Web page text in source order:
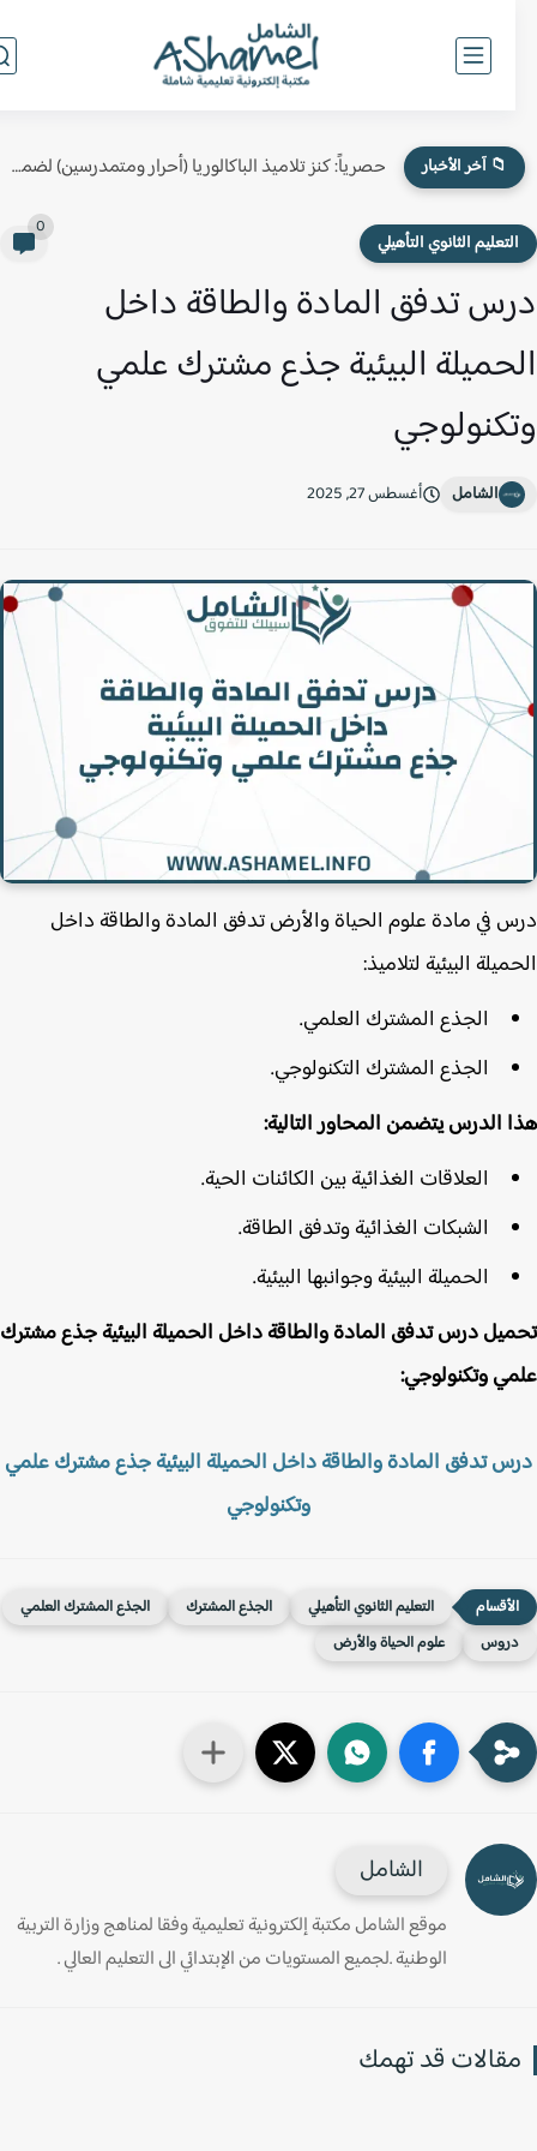
📁 آخر الأخبار حصرياً: كنز تلاميذ الباكالوريا (أحرار ومتمدرسين) لضمان النقطة الكاملة في...
الثانوي التأهيلي
تدفق المادة والطاقة داخل
البيئية جذع مشترك علمي
الشامل أغسطس 27, 2025
في مادة علوم الحياة والأرض تدفق المادة والطاقة داخل
البيئية لتلاميذ:
الجذع المشترك العلمي.
الجذع المشترك التكنولوجي.
الدرس يتضمن المحاور التالية:
العلاقات الغذائية بين الكائنات الحية.
الشبكات الغذائية وتدفق الطاقة.
الحميلة البيئية وجوانبها البيئية.
درس تدفق المادة والطاقة داخل الحميلة البيئية جذع مشترك
وتكنولوجي:
تدفق المادة والطاقة داخل الحميلة البيئية جذع مشترك علمي
وتكنولوجي
التعليم الثانوي التأهيلي الجذع المشترك
الجذع المشترك العلمي
علوم الحياة والأرض
الشامل
موقع الشامل مكتبة إلكترونية تعليمية وفقا لمناهج وزارة التربية
الوطنية .لجميع المستويات من الإبتدائي الى التعليم العالي .
قد تهمك